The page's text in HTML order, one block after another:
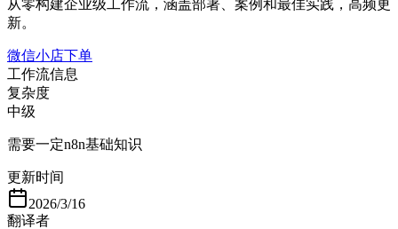
从零构建企业级工作流，涵盖部署、案例和最佳实践，高频更
新。
微信小店下单
工作流信息
复杂度
中级
需要一定n8n基础知识
更新时间
2026/3/16
翻译者